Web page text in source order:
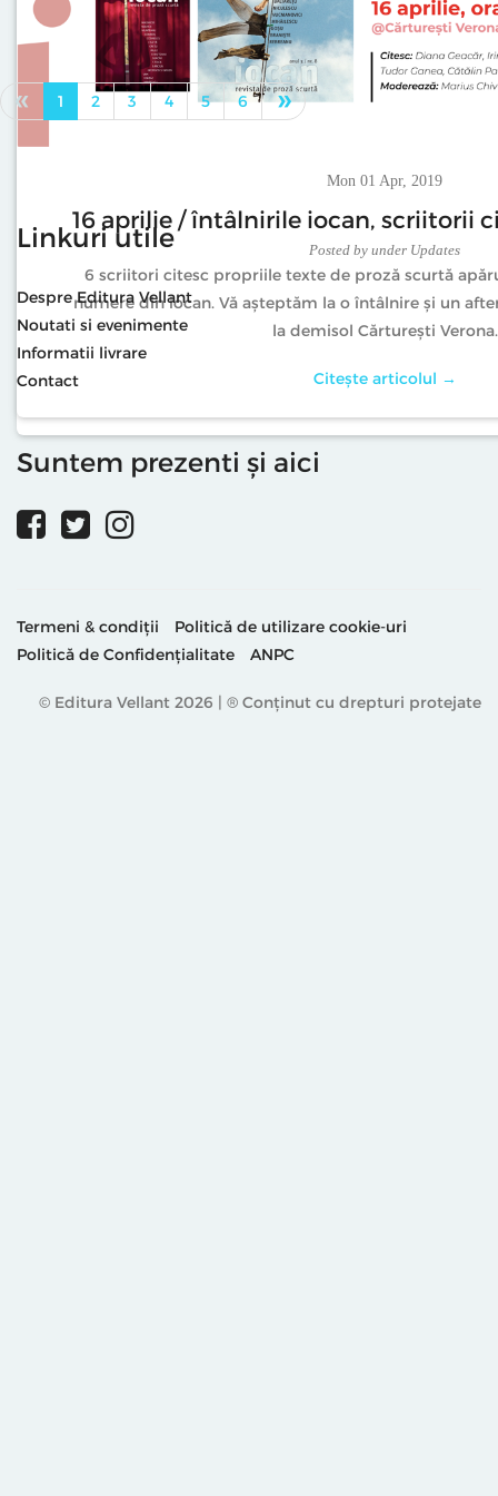
Tue 16 Apr, 2019
#primapagina „De neconceput” de
Posted byunder Updates
Introducere în remarcabila călătorie prin mintea
Mon 01 Apr, 2019
16 aprilie / întâlnirile iocan, scriitorii
Posted by under Updates
6 scriitori citesc propriile texte de proză scurtă
numere din iocan. Vă așteptăm la o întâlnire și un
la demisol Cărturești Verona.
Citește articolul →
« 1 2 3 4 5 6 »
Linkuri utile
Despre Editura Vellant
Noutati si evenimente
Informatii livrare
Contact
Suntem prezenti și aici
Termeni & condiții
Politică de utilizare cookie-uri
Politică de Confidențialitate
ANPC
© Editura Vellant 2026 | ® Conținut cu drepturi protejate